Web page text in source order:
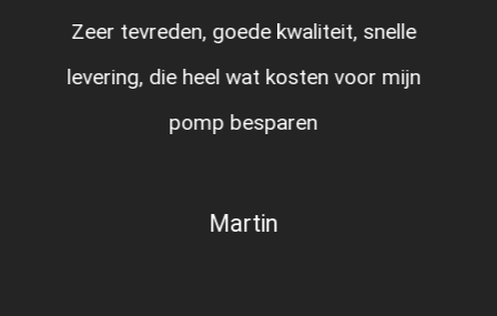
Zeer tevreden, goede kwaliteit, snelle
levering, die heel wat kosten voor mijn
pomp besparen
Martin